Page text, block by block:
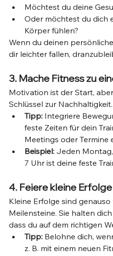
Möchtest du deine
Oder möchtest du dich
Körper fühlen?
Wenn du deinen
dir leichter fallen,
3. Mache Fitness zu
Motivation ist der Start,
Schlüssel zur Nachhaltigkeit.
Tipp: Integriere
feste Zeiten für dein
Meetings oder Termine
Beispiel: Jeden
7 Uhr ist deine feste
4. Feiere kleine Erfolge
Kleine Erfolge sind
Meilensteine. Sie halten
dass du auf dem richtigen
Tipp: Belohne dich,
z. B. mit einem neuen